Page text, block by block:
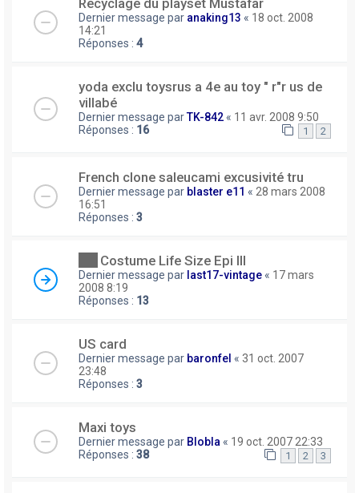
Dernier message par anaking13 « 18 oct. 2008
14:21
Réponses : 4
yoda exclu toysrus a 4e au toy " r"r us de
villabé
Dernier message parTK-842 « 11 avr. 2008 9:50
Réponses : 16 1 2
French clone saleucami excusivité tru
Dernier message par blaster e11 « 28 mars 2008
16:51
Réponses : 3
Costume Life Size Epi III
Dernier message par last17-vintage « 17 mars
2008 8:19
Réponses : 13
US card
Dernier message par baronfel « 31 oct. 2007
23:48
Réponses : 3
Maxi toys
Dernier message par Blobla « 19 oct. 2007 22:33
Réponses : 38 1 2 3